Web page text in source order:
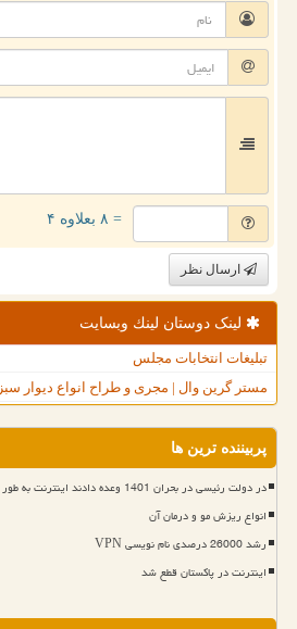
= ۸ بعلاوه ۴
ارسال نظر
لینک دوستان لینك وبسایت
تبلیغات انتخابات مجلس
مستر گرین وال | مجری و طراح انواع دیوار سبز
پربیننده ترین ها
در دولت رئیسی در بحران 1401 وعده دادند اینترنت به طور موقت قطع می شود اما ماندگار شد
انواع ریزش مو و درمان آن
رشد 26000 درصدی نام نویسی VPN
اینترنت در پاکستان قطع شد